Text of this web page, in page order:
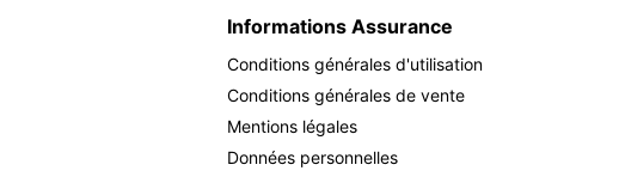
Informations Assurance
Conditions générales d'utilisation
Conditions générales de vente
Mentions légales
Données personnelles